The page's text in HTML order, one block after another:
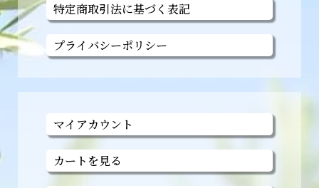
特定商取引法に基づく表記
プライバシーポリシー
マイアカウント
カートを見る